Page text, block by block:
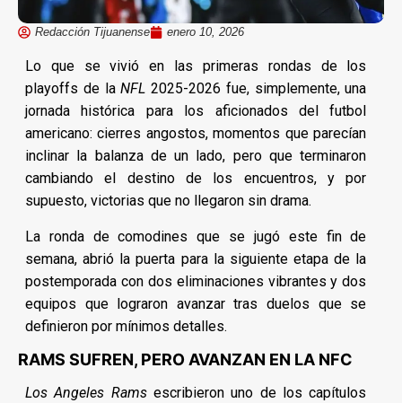
Redacción Tijuanense enero 10, 2026
Lo que se vivió en las primeras rondas de los
playoffs de laNFL 2025-2026 fue, simplemente, una
jornada histórica para los aficionados del futbol
americano: cierres angostos, momentos que parecían
inclinar la balanza de un lado, pero que terminaron
cambiando el destino de los encuentros, y por
supuesto, victorias que no llegaron sin drama.
La ronda de comodines que se jugó este fin de
semana, abrió la puerta para la siguiente etapa de la
postemporada con dos eliminaciones vibrantes y dos
equipos que lograron avanzar tras duelos que se
definieron por mínimos detalles.
RAMS SUFREN, PERO AVANZAN EN LA NFC
Los Angeles Ramsescribieron uno de los capítulos